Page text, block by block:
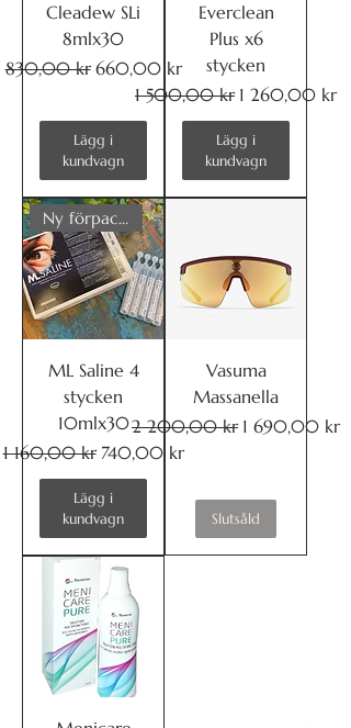
Cleadew SLi
8mlx30
Ordinarie pris
830,00 kr Reapris
660,00 kr
Lägg i
kundvagn
Everclean
Plus x6
stycken
Ordinarie pris
1 500,00 kr Reapris
1 260,00 kr
Lägg i
kundvagn
Ny förpackning!
ML Saline 4
stycken
10mlx30
Ordinarie pris
1 160,00 kr Reapris
740,00 kr
Lägg i
kundvagn
Vasuma
Massanella
Ordinarie pris
2 200,00 kr Reapris
1 690,00 kr
Slutsåld